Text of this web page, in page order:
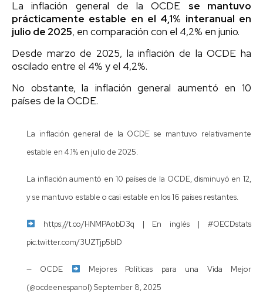
La inflación general de la OCDE se mantuvo
prácticamente estable en el 4,1% interanual en
julio de 2025, en comparación con el 4,2% en junio.
Desde marzo de 2025, la inflación de la OCDE ha
oscilado entre el 4% y el 4,2%.
No obstante, la inflación general aumentó en 10
países de la OCDE.
La inflación general de la OCDE se mantuvo relativamente
estable en 4.1% en julio de 2025.
La inflación aumentó en 10 países de la OCDE, disminuyó en 12,
y se mantuvo estable o casi estable en los 16 países restantes.
https://t.co/HNMPAobD3q | En inglés |#OECDstats
pic.twitter.com/3UZTjp5blD
— OCDE
Mejores Políticas para una Vida Mejor
(@ocdeenespanol) September 8, 2025